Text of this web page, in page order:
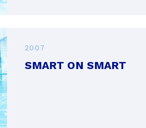
2007
SMART ON SMART